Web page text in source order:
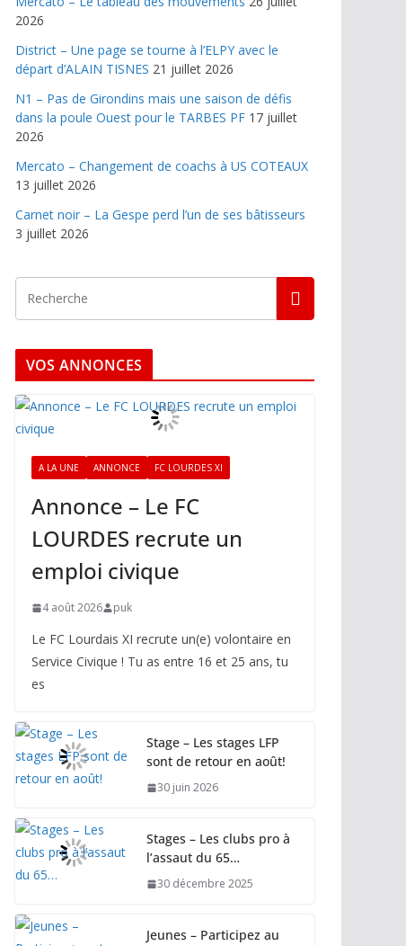
2026
District – Une page se tourne à l’ELPY avec le
départ d’ALAIN TISNES 21 juillet 2026
N1 – Pas de Girondins mais une saison de défis
dans la poule Ouest pour le TARBES PF 17 juillet
2026
Mercato – Changement de coachs à US COTEAUX
13 juillet 2026
Carnet noir – La Gespe perd l’un de ses bâtisseurs
3 juillet 2026
VOS ANNONCES
A LA UNE ANNONCE FC LOURDES XI
Annonce – Le FC
LOURDES recrute un
emploi civique
4 août 2026 puk
Le FC Lourdais XI recrute un(e) volontaire en
Service Civique ! Tu as entre 16 et 25 ans, tu
es
Stage – Les stages LFP
sont de retour en août!
30 juin 2026
Stages – Les clubs pro à
l’assaut du 65…
30 décembre 2025
Jeunes – Participez au